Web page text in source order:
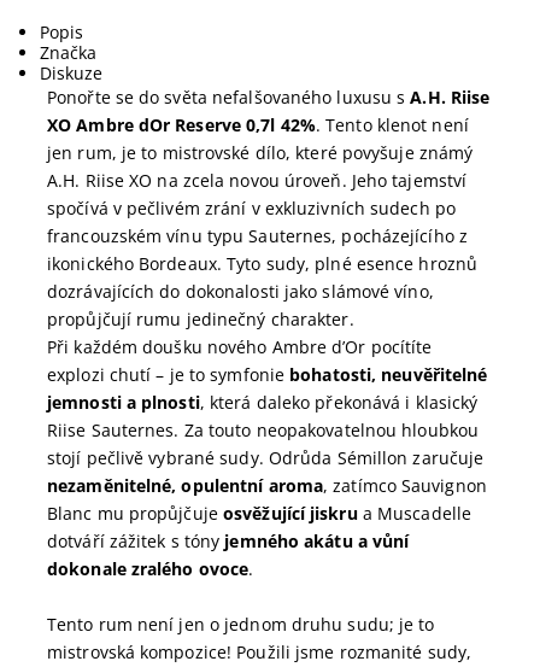
Popis
Značka
Diskuze
Ponořte se do světa nefalšovaného luxusu sA.H. Riise
XO Ambre dOr Reserve 0,7l 42%. Tento klenot není
jen rum, je to mistrovské dílo, které povyšuje známý
A.H. Riise XO na zcela novou úroveň. Jeho tajemství
spočívá v pečlivém zrání v exkluzivních sudech po
francouzském vínu typu Sauternes, pocházejícího z
ikonického Bordeaux. Tyto sudy, plné esence hroznů
dozrávajících do dokonalosti jako slámové víno,
propůjčují rumu jedinečný charakter.
Při každém doušku nového Ambre d’Or pocítíte
explozi chutí – je to symfonie bohatosti, neuvěřitelné
jemnosti a plnosti, která daleko překonává i klasický
Riise Sauternes. Za touto neopakovatelnou hloubkou
stojí pečlivě vybrané sudy. Odrůda Sémillon zaručuje
nezaměnitelné, opulentní aroma, zatímco Sauvignon
Blanc mu propůjčuje osvěžující jiskrua Muscadelle
dotváří zážitek s tóny jemného akátu a vůní
dokonale zralého ovoce.
Tento rum není jen o jednom druhu sudu; je to
mistrovská kompozice! Použili jsme rozmanité sudy,